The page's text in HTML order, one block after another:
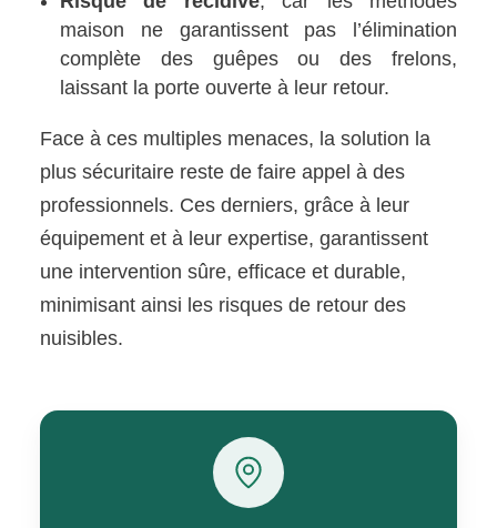
maison ne garantissent pas l’élimination
complète des guêpes ou des frelons,
laissant la porte ouverte à leur retour.
Face à ces multiples menaces, la solution la
plus sécuritaire reste de faire appel à des
professionnels. Ces derniers, grâce à leur
équipement et à leur expertise, garantissent
une intervention sûre, efficace et durable,
minimisant ainsi les risques de retour des
nuisibles.